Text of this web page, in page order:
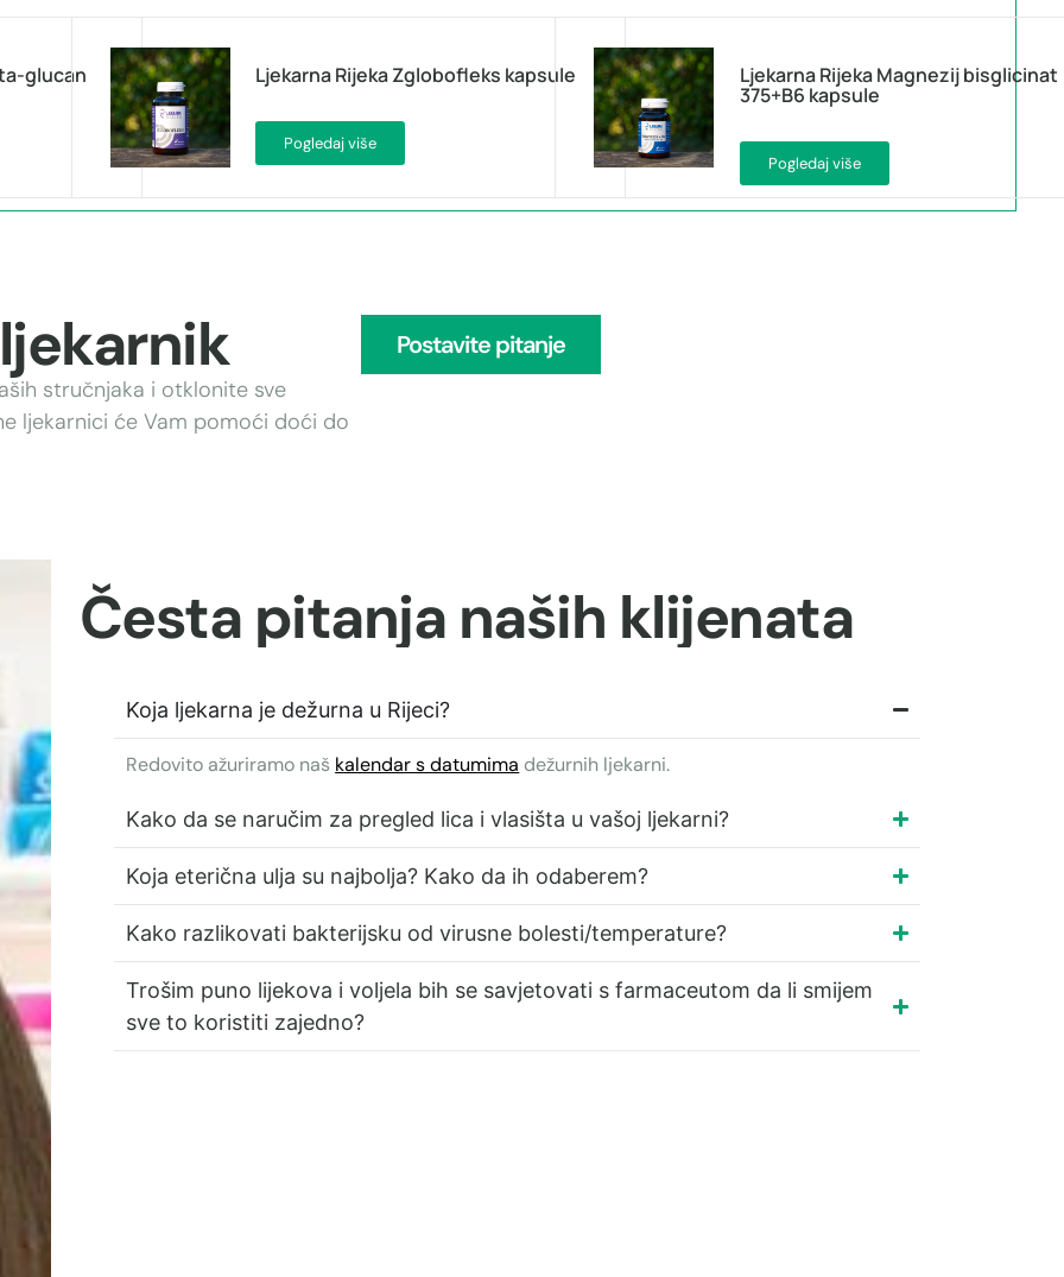
glucan Ljekarna Rijeka Zglobofleks kapsule
Pogledaj više
Ljekarna Rijeka Magnezij bisglicinat
375+B6 kapsule
Pogledaj više
stručnjaka i otklonite sve
ljekarnici će Vam pomoći doći do
Postavite pitanje
Česta pitanja naših klijenata
Koja ljekarna je dežurna u Rijeci?
Redovito ažuriramo naš kalendar s datumima dežurnih ljekarni.
Kako da se naručim za pregled lica i vlasišta u vašoj ljekarni?
Koja eterična ulja su najbolja? Kako da ih odaberem?
Kako razlikovati bakterijsku od virusne bolesti/temperature?
Trošim puno lijekova i voljela bih se savjetovati s farmaceutom da li smijem
sve to koristiti zajedno?